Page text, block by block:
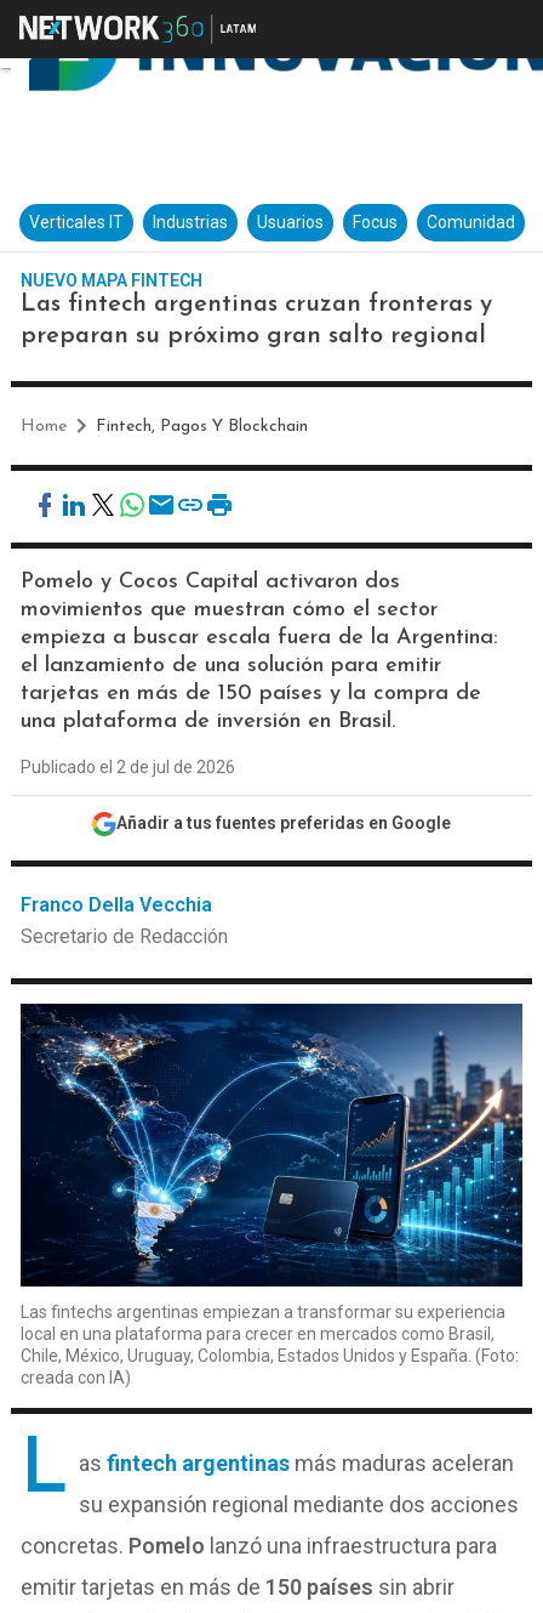
Verticales IT Industrias Usuarios Focus Comunidad
NUEVO MAPA FINTECH
Las fintech argentinas cruzan fronteras y
preparan su próximo gran salto regional
Home Fintech, Pagos Y Blockchain
Pomelo y Cocos Capital activaron dos
movimientos que muestran cómo el sector
empieza a buscar escala fuera de la Argentina:
el lanzamiento de una solución para emitir
tarjetas en más de 150 países y la compra de
una plataforma de inversión en Brasil.
Publicado el 2 de jul de 2026
Añadir a tus fuentes preferidas en Google
Franco Della Vecchia
Secretario de Redacción
Las fintechs argentinas empiezan a transformar su experiencia
local en una plataforma para crecer en mercados como Brasil,
Chile, México, Uruguay, Colombia, Estados Unidos y España. (Foto:
creada con IA)
L asfintech argentinas más maduras aceleran
su expansión regional mediante dos acciones
concretas. Pomelo lanzó una infraestructura para
emitir tarjetas en más de 150 países sin abrir